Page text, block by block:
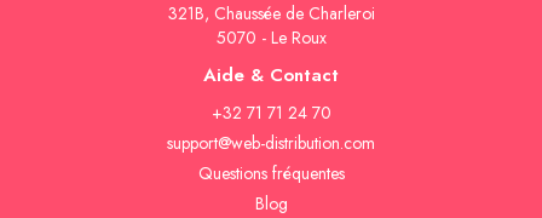
321B, Chaussée de Charleroi
5070 - Le Roux
Aide & Contact
+32 71 71 24 70
support@web-distribution.com
Questions fréquentes
Blog